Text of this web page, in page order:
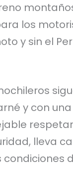
los
y sin el
y con
lleva